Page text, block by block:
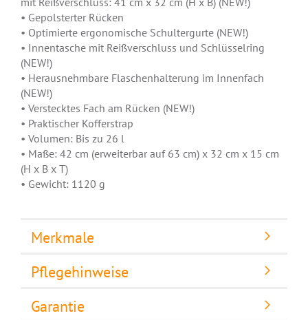
• Gepolsterter Rücken
• Optimierte ergonomische Schultergurte (NEW!)
• Innentasche mit Reißverschluss und Schlüsselring
(NEW!)
• Herausnehmbare Flaschenhalterung im Innenfach
(NEW!)
• Verstecktes Fach am Rücken (NEW!)
• Praktischer Kofferstrap
• Volumen: Bis zu 26 l
• Maße: 42 cm (erweiterbar auf 63 cm) x 32 cm x 15 cm
(H x B x T)
• Gewicht: 1120 g
Merkmale
Pflegehinweise
Garantie